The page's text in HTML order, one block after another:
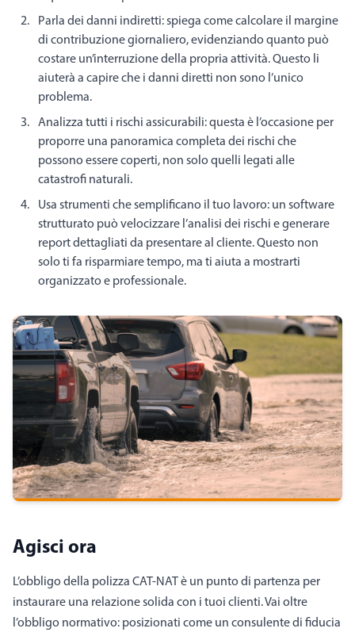
Parla dei danni indiretti: spiega come calcolare il margine
di contribuzione giornaliero, evidenziando quanto può
costare un’interruzione della propria attività. Questo li
aiuterà a capire che i danni diretti non sono l’unico
problema.
Analizza tutti i rischi assicurabili: questa è l’occasione per
proporre una panoramica completa dei rischi che
possono essere coperti, non solo quelli legati alle
catastrofi naturali.
Usa strumenti che semplificano il tuo lavoro: un software
strutturato può velocizzare l’analisi dei rischi e generare
report dettagliati da presentare al cliente. Questo non
solo ti fa risparmiare tempo, ma ti aiuta a mostrarti
organizzato e professionale.
Agisci ora
L’obbligo della polizza CAT-NAT è un punto di partenza per
instaurare una relazione solida con i tuoi clienti. Vai oltre
l’obbligo normativo: posizionati come un consulente di fiducia